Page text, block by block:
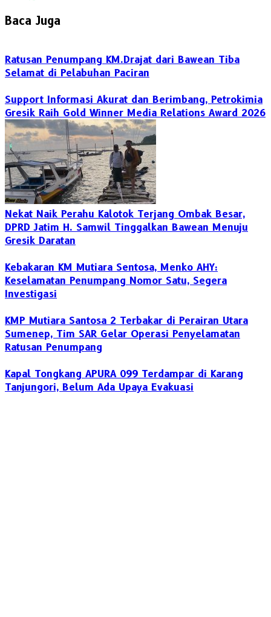
Baca Juga
Ratusan Penumpang KM.Drajat dari Bawean Tiba
Selamat di Pelabuhan Paciran
Support Informasi Akurat dan Berimbang, Petrokimia
Gresik Raih Gold Winner Media Relations Award 2026
Nekat Naik Perahu Kalotok Terjang Ombak Besar,
DPRD Jatim H. Samwil Tinggalkan Bawean Menuju
Gresik Daratan
Kebakaran KM Mutiara Sentosa, Menko AHY:
Keselamatan Penumpang Nomor Satu, Segera
Investigasi
KMP Mutiara Santosa 2 Terbakar di Perairan Utara
Sumenep, Tim SAR Gelar Operasi Penyelamatan
Ratusan Penumpang
Kapal Tongkang APURA 099 Terdampar di Karang
Tanjungori, Belum Ada Upaya Evakuasi